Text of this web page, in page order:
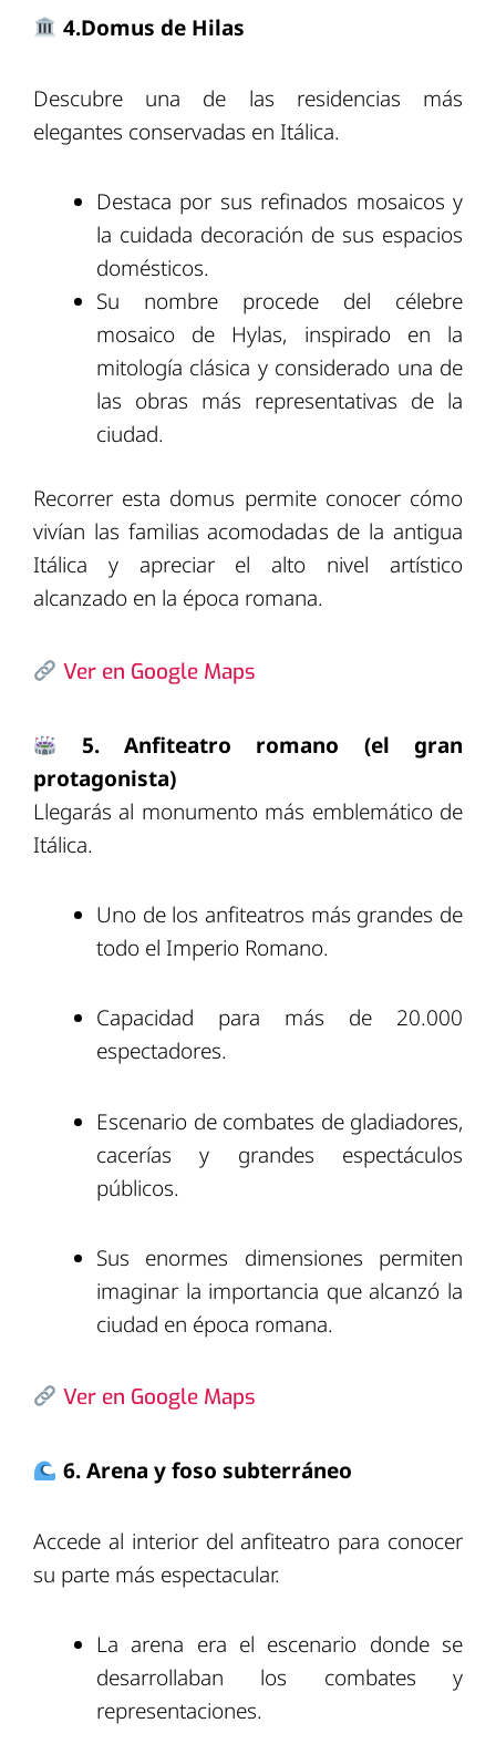
4.Domus de Hilas
Descubre una de las residencias más
elegantes conservadas en Itálica.
Destaca por sus refinados mosaicos y
la cuidada decoración de sus espacios
domésticos.
Su nombre procede del célebre
mosaico de Hylas, inspirado en la
mitología clásica y considerado una de
las obras más representativas de la
ciudad.
Recorrer esta domus permite conocer cómo
vivían las familias acomodadas de la antigua
Itálica y apreciar el alto nivel artístico
alcanzado en la época romana.
Ver en Google Maps
5. Anfiteatro romano (el gran
protagonista)
Llegarás al monumento más emblemático de
Itálica.
Uno de los anfiteatros más grandes de
todo el Imperio Romano.
Capacidad para más de 20.000
espectadores.
Escenario de combates de gladiadores,
cacerías y grandes espectáculos
públicos.
Sus enormes dimensiones permiten
imaginar la importancia que alcanzó la
ciudad en época romana.
Ver en Google Maps
6. Arena y foso subterráneo
Accede al interior del anfiteatro para conocer
su parte más espectacular.
La arena era el escenario donde se
desarrollaban los combates y
representaciones.